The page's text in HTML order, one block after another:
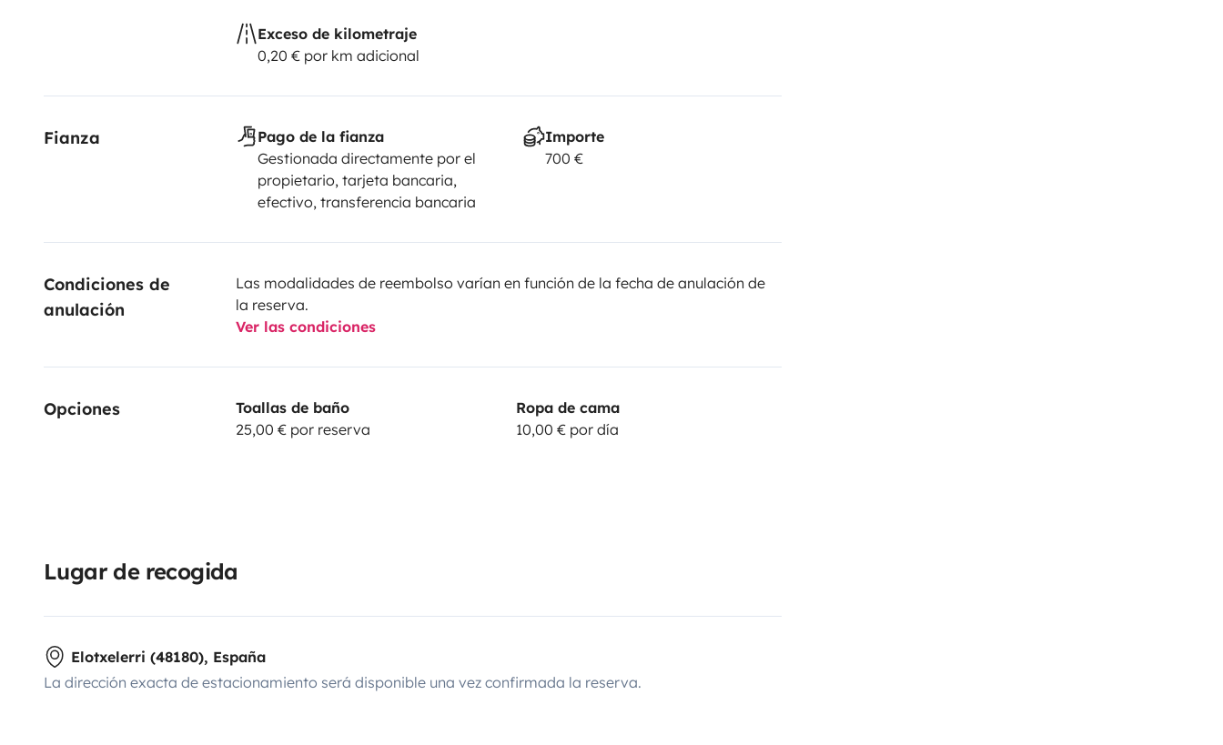
Exceso de kilometraje
0,20 € por km adicional
Fianza
Pago de la fianza
Gestionada directamente por el
propietario, tarjeta bancaria,
efectivo, transferencia bancaria
Importe
700 €
Condiciones de
anulación
Las modalidades de reembolso varían en función de la fecha de anulación de
la reserva.
Ver las condiciones
Opciones
Toallas de baño
25,00 € por reserva
Ropa de cama
10,00 € por día
Lugar de recogida
Elotxelerri (48180), España
La dirección exacta de estacionamiento será disponible una vez confirmada la reserva.